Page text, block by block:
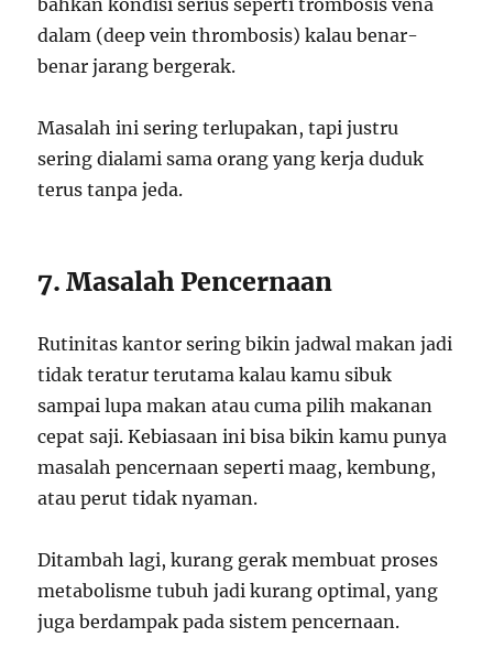
bahkan kondisi serius seperti trombosis vena
dalam (deep vein thrombosis) kalau benar-
benar jarang bergerak.
Masalah ini sering terlupakan, tapi justru
sering dialami sama orang yang kerja duduk
terus tanpa jeda.
7. Masalah Pencernaan
Rutinitas kantor sering bikin jadwal makan jadi
tidak teratur terutama kalau kamu sibuk
sampai lupa makan atau cuma pilih makanan
cepat saji. Kebiasaan ini bisa bikin kamu punya
masalah pencernaan seperti maag, kembung,
atau perut tidak nyaman.
Ditambah lagi, kurang gerak membuat proses
metabolisme tubuh jadi kurang optimal, yang
juga berdampak pada sistem pencernaan.